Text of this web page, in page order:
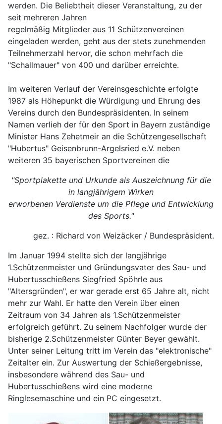
werden. Die Beliebtheit dieser Veranstaltung, zu der
seit mehreren Jahren
regelmäßig Mitglieder aus 11 Schützenvereinen
eingeladen werden, geht aus der stets zunehmenden
Teilnehmerzahl hervor, die schon mehrfach die
"Schallmauer" von 400 und darüber erreichte.
Im weiteren Verlauf der Vereinsgeschichte erfolgte
1987 als Höhepunkt die Würdigung und Ehrung des
Vereins durch den Bundespräsidenten. In seinem
Namen verlieh der für den Sport in Bayern zuständige
Minister Hans Zehetmeir an die Schützengesellschaft
"Hubertus" Geisenbrunn-Argelsried e.V. neben
weiteren 35 bayerischen Sportvereinen die
"Sportplakette und Urkunde als Auszeichnung für die
in langjährigem Wirken
erworbenen Verdienste um die Pflege und Entwicklung
des Sports."
gez. : Richard von Weizäcker / Bundespräsident.
Im Januar 1994 stellte sich der langjährige
1.Schützenmeister und Gründungsvater des Sau- und
Hubertusschießens Siegfried Spöhrle aus
"Altersgründen", er war gerade erst 65 Jahre alt, nicht
mehr zur Wahl. Er hatte den Verein über einen
Zeitraum von 34 Jahren als 1.Schützenmeister
erfolgreich geführt. Zu seinem Nachfolger wurde der
bisherige 2.Schützenmeister Günter Beyer gewählt.
Unter seiner Leitung tritt im Verein das "elektronische"
Zeitalter ein. Zur Auswertung der Schießergebnisse,
insbesondere während des Sau- und
Hubertusschießens wird eine moderne
Ringlesemaschine und ein PC eingesetzt.